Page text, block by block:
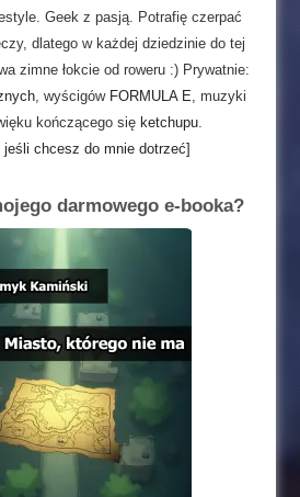
Geek z pasją. Potrafię czerpać
dlatego w każdej dziedzinie do tej
zimne łokcie od roweru :) Prywatnie:
, wyścigów FORMULA E , muzyki
kończącego sięketchupu
jeśli chcesz do mnie dotrzeć]
darmowego e-booka?